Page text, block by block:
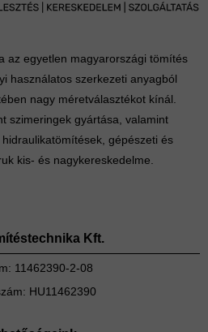
az egyetlen magyarországi tömítés
használatos szerkezeti anyagból
nagy méretválasztékot kínál.
szimeringek gyártása, valamint
gépészeti és
kis- és nagykereskedelme.
Kft.
11462390-2-08
HU11462390